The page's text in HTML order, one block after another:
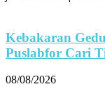
Kebakaran
Puslabfor Cari
08/08/2026